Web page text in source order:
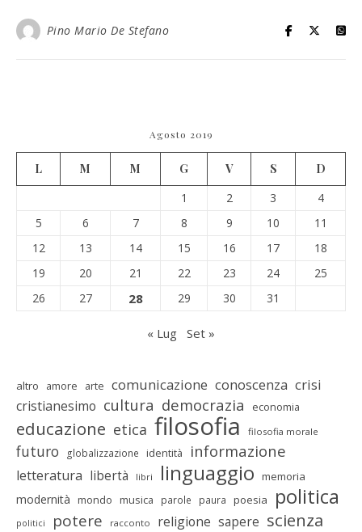
Pino Mario De Stefano
Agosto 2019
L M M G V S
D
1
2 3
4
5
6 7 8 9 10
11
12
13 14 15 16 17
18
19
20 21 22 23 24
25
26
27 28 29 30 31
« Lug Set »
altro amore arte comunicazione conoscenza crisi
cristianesimo cultura democrazia economia
educazione etica filosofia filosofia morale
futuro globalizzazione identità informazione
letteratura libertà libri linguaggio memoria
modernità mondo musica parole paura poesia politica
politici potere racconto religione sapere scienza